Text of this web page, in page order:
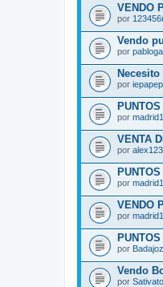
VENDO
por
Vendo
por
por
por
VENTA
por alex123
por
VENDO
por
por Badajoz
Vendo
por